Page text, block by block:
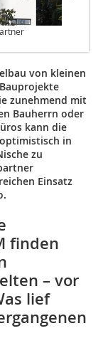
von kleinen
zunehmend mit
Bauherrn oder
kann die
in
zu
Einsatz
finden
– vor
lief